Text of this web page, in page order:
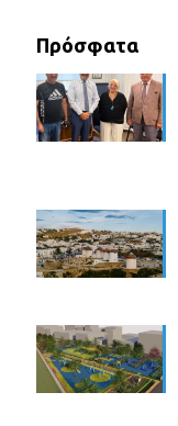
Πρόσφατα